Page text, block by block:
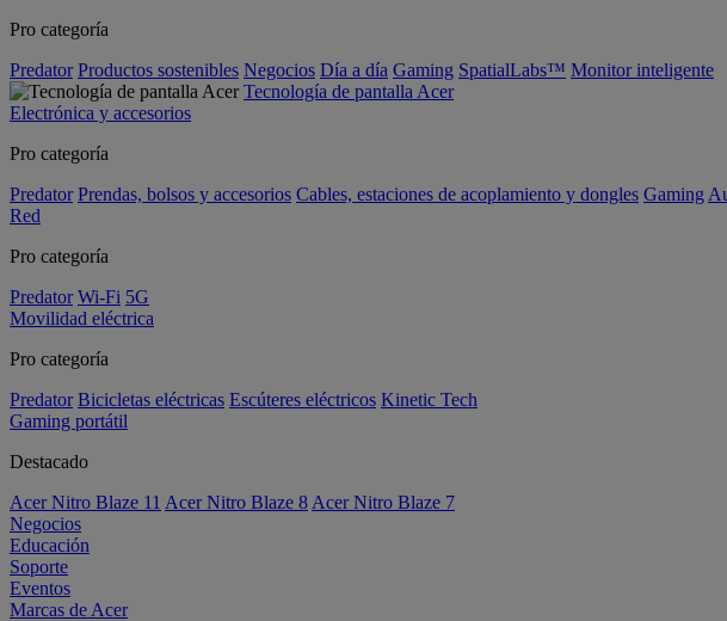
Pro categoría
Predator Productos sostenibles Negocios Día a día Gaming SpatialLabs™ Monitor inteligente
Tecnología de pantalla Acer
Electrónica y accesorios
Pro categoría
Predator Prendas, bolsos y accesorios Cables, estaciones de acoplamiento y dongles Gaming
Red
Pro categoría
Predator Wi-Fi 5G
Movilidad eléctrica
Pro categoría
Predator Bicicletas eléctricas Escúteres eléctricos Kinetic Tech
Gaming portátil
Destacado
Acer Nitro Blaze 11 Acer Nitro Blaze 8 Acer Nitro Blaze 7
Negocios
Educación
Soporte
Eventos
Marcas de Acer